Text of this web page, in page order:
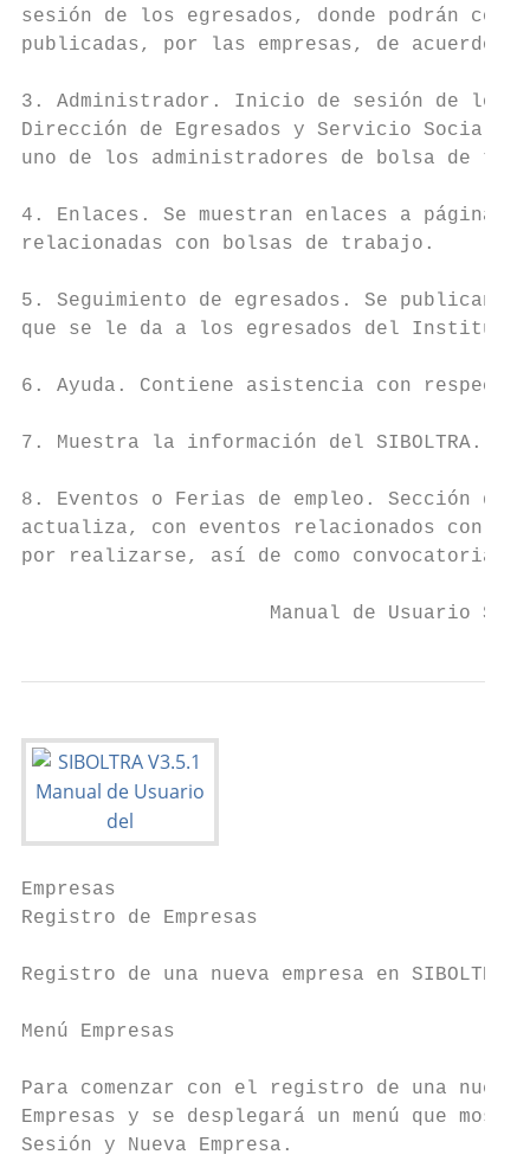
sesión de los egresados, donde podrán
publicadas, por las empresas, de acuerdo
3. Administrador. Inicio de sesión de los
Dirección de Egresados y Servicio Social
uno de los administradores de bolsa de
4. Enlaces. Se muestran enlaces a páginas
relacionadas con bolsas de trabajo.
5. Seguimiento de egresados. Se publican
que se le da a los egresados del Instituto
6. Ayuda. Contiene asistencia con respecto
7. Muestra la información del SIBOLTRA.
8. Eventos o Ferias de empleo. Sección que
actualiza, con eventos relacionados con
por realizarse, así de como convocatorias
Manual de Usuario
Empresas
Registro de Empresas
Registro de una nueva empresa en SIBOLTRA
Menú Empresas
Para comenzar con el registro de una
Empresas y se desplegará un menú que
Sesión y Nueva Empresa.